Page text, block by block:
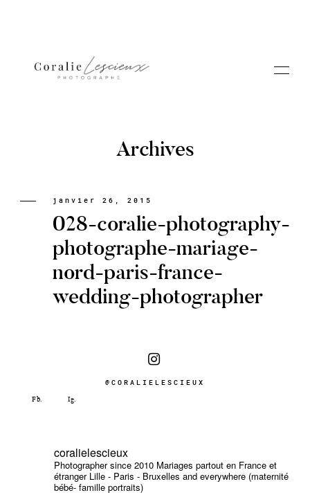
Portfolio
A PROPOS CORALIE
Archives
janvier 26, 2015
028-coralie-photography-
photographe-mariage-
nord-paris-france-
wedding-photographer
@CORALIELESCIEUX
coralielescieux
Photographer since 2010 Mariages partout en France et
étranger Lille - Paris - Bruxelles and everywhere (maternité
bébé- famille portraits)